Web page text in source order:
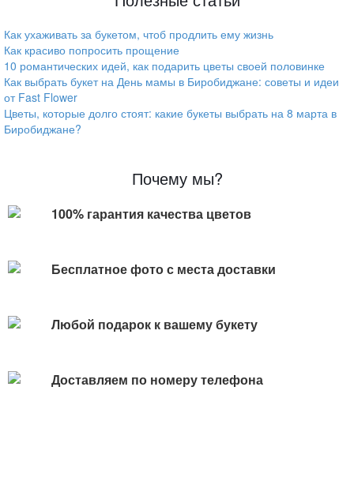
Как ухаживать за букетом, чтоб продлить ему жизнь
Как красиво попросить прощение
10 романтических идей, как подарить цветы своей половинке
Как выбрать букет на День мамы в Биробиджане: советы и идеи
от Fast Flower
Цветы, которые долго стоят: какие букеты выбрать на 8 марта в
Биробиджане?
Почему мы?
100% гарантия качества цветов
Бесплатное фото с места доставки
Любой подарок к вашему букету
Доставляем по номеру телефона